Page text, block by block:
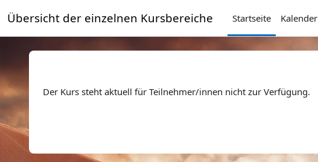
Übersicht der einzelnen Kursbereiche Startseite Kalender
Der Kurs steht aktuell für Teilnehmer/innen nicht zur Verfügung.